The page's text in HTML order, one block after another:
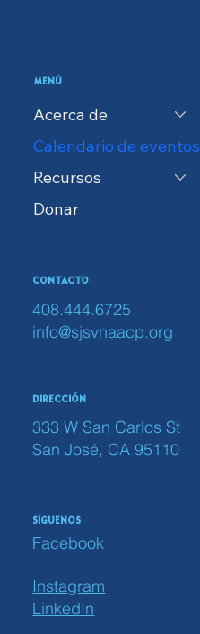
MENÚ
Acerca de
Calendario de eventos
Recursos
Donar
CONTACTO
408.444.6725
info@sjsvnaacp.org
DIRECCIÓN
333 W San Carlos St
San José, CA 95110
SÍGUENOS
Facebook
Instagram
LinkedIn